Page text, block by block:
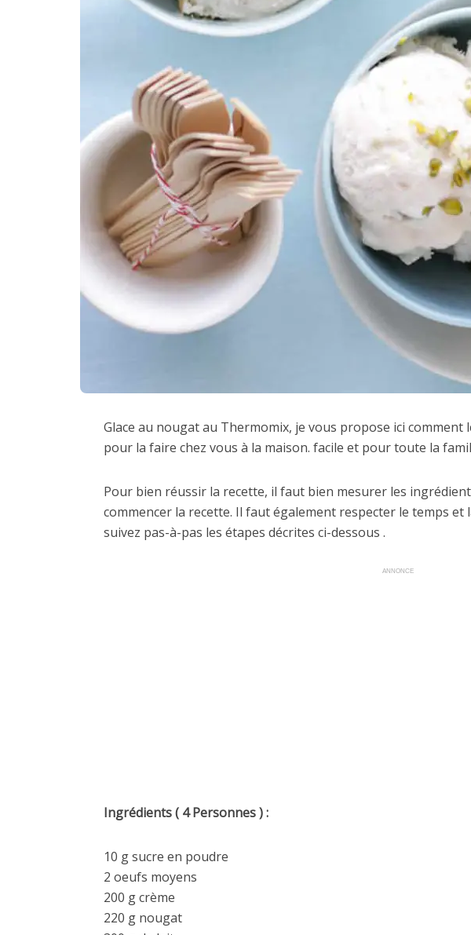
Glace au nougat au Thermomix, je vous propose ici
pour la faire chez vous à la maison. facile et pour toute la
Pour bien réussir la recette, il faut bien mesurer les
commencer la recette. Il faut également respecter le temps et
suivez pas-à-pas les étapes décrites ci-dessous .
ANNONCE
Ingrédients ( 4 Personnes ) :
10 g sucre en poudre
2 oeufs moyens
200 g crème
220 g nougat